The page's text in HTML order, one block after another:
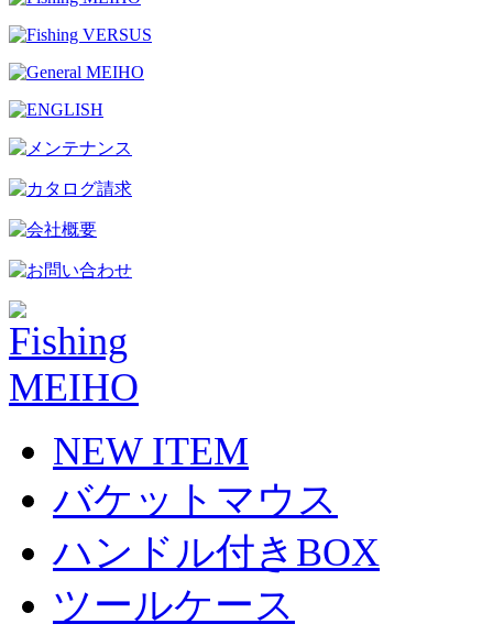
NEW ITEM
バケットマウス
ハンドル付きBOX
ツールケース